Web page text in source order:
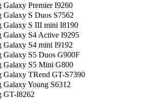
Galaxy Premier I9260
Galaxy S Duos S7562
Galaxy S III mini I8190
Galaxy S4 Active I9295
Galaxy S4 mini I9192
Galaxy S5 Duos G900F
Galaxy S5 Mini G800
Galaxy TRend GT-S7390
Galaxy Young S6312
GT-I8262